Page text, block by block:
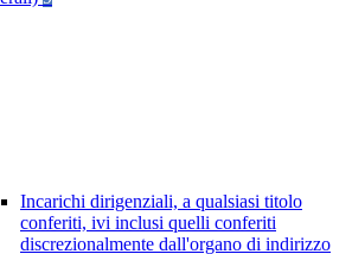
Incarichi dirigenziali, a qualsiasi titolo
conferiti, ivi inclusi quelli conferiti
discrezionalmente dall'organo di indirizzo